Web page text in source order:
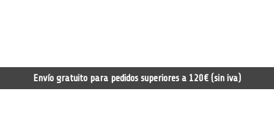
Envío gratuito para pedidos superiores a 120€ (sin iva)